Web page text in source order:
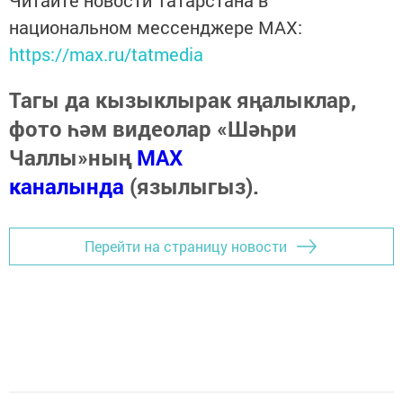
национальном мессенджере MАХ:
https://max.ru/tatmedia
Тагы да кызыклырак яңалыклар,
фото һәм видеолар «Шәһри
Чаллы»ныңMAX
каналында (язылыгыз).
Перейти на страницу новости